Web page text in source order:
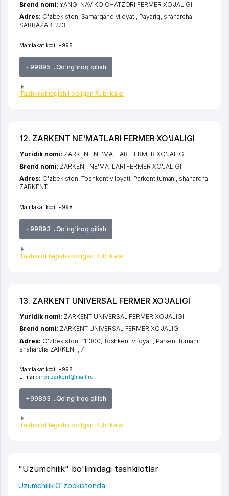
Mamlakat kodi: +998
+99895 ...Qo'ng'iroq qilish
Tashkilot tegishli bo'lgan Rubrikalar
Brend nomi:YANGI NAV KO'CHATZORI FERMER XO'JALIGI
Adres: O'zbekiston, Samarqand viloyati, Payariq, shaharcha
SARBAZAR, 223
12. ZARKENT NE'MATLARI FERMER XO'JALIGI
Mamlakat kodi: +998
+99893 ...Qo'ng'iroq qilish
Tashkilot tegishli bo'lgan Rubrikalar
Yuridik nomi: ZARKENT NE'MATLARI FERMER XO'JALIGI
Brend nomi: ZARKENT NE'MATLARI FERMER XO'JALIGI
Adres: O'zbekiston,Toshkent viloyati, Parkent tumani, shaharcha
ZARKENT
13. ZARKENT UNIVERSAL FERMER XO'JALIGI
Mamlakat kodi: +998
E-mail: inomzarkent@mail.ru
+99893 ...Qo'ng'iroq qilish
Tashkilot tegishli bo'lgan Rubrikalar
Yuridik nomi: ZARKENT UNIVERSAL FERMER XO'JALIGI
Brend nomi: ZARKENT UNIVERSAL FERMER XO'JALIGI
Adres: O'zbekiston, 111300, Toshkent viloyati Parkent tumani
shaharcha ZARKENT , 7
"Uzumchilik" bo'limidagi tashkilotlar
Uzumchilik O'zbekistonda